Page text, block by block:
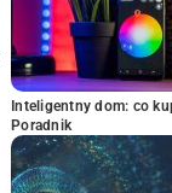
Inteligentny dom: co
Poradnik